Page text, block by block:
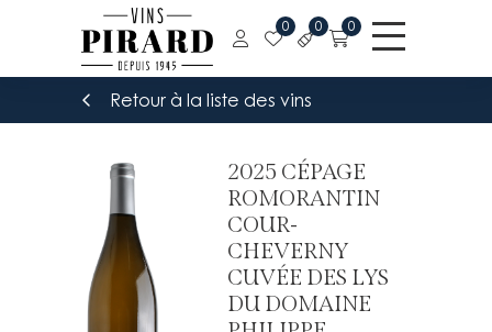
0 0 0
Retour à la liste des vins
2025 CÉPAGE
ROMORANTIN
COUR-
CHEVERNY
CUVÉE DES LYS
DU DOMAINE